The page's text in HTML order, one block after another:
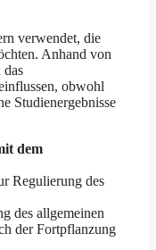
verwendet, die
Anhand von
das
obwohl
Studienergebnisse
dem
Regulierung des
des allgemeinen
der Fortpflanzung